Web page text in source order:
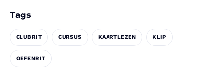
Tags
CLUBRIT CURSUS KAARTLEZEN KLIP
OEFENRIT